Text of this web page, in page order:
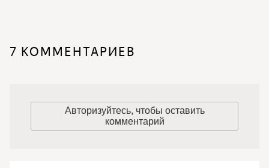
7 КОММЕНТАРИЕВ
Авторизуйтесь, чтобы оставить
комментарий